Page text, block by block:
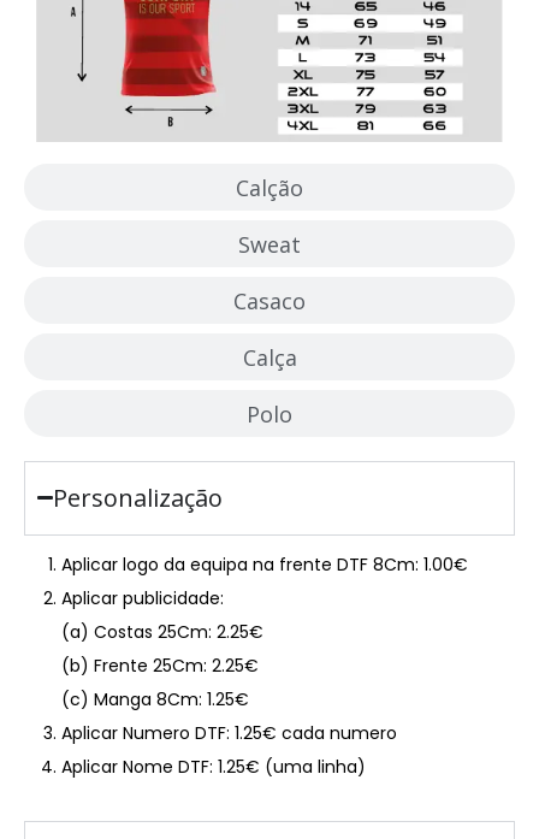
Calção
Sweat
Casaco
Calça
Polo
Personalização
Aplicar logo da equipa na frente DTF 8Cm: 1.00€
Aplicar publicidade:
(a) Costas 25Cm: 2.25€
(b) Frente 25Cm: 2.25€
(c) Manga 8Cm: 1.25€
Aplicar Numero DTF: 1.25€ cada numero
Aplicar Nome DTF: 1.25€ (uma linha)